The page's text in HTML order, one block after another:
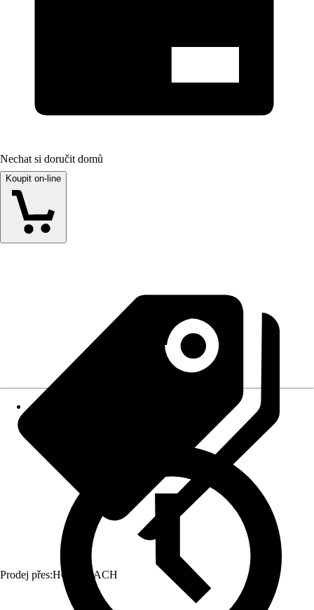
Nechat si doručit domů
Koupit on-line
Prodej přes:HORNBACH